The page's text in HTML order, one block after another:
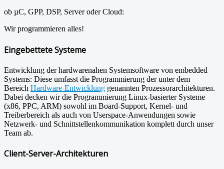
ob µC, GPP, DSP, Server oder Cloud:
Wir programmieren alles!
Eingebettete Systeme
Entwicklung der hardwarenahen Systemsoftware von embedded
Systems: Diese umfasst die Programmierung der unter dem
Bereich Hardware-Entwicklung genannten Prozessorarchitekturen.
Dabei decken wir die Programmierung Linux-basierter Systeme
(x86, PPC, ARM) sowohl im Board-Support, Kernel- und
Treiberbereich als auch von Userspace-Anwendungen sowie
Netzwerk- und Schnittstellenkommunikation komplett durch unser
Team ab.
Client-Server-Architekturen